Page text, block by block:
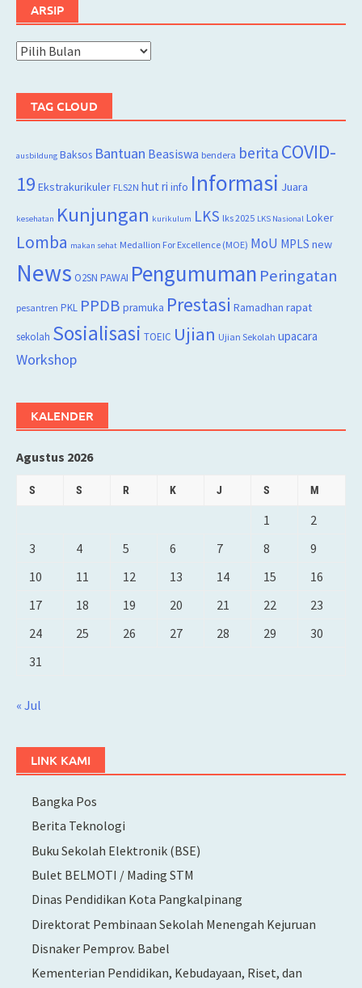
ARSIP
Arsip
TAG CLOUD
ausbildung Baksos Bantuan Beasiswa bendera berita COVID-
19 Ekstrakurikuler FLS2N hut ri info Informasi Juara
kesehatan Kunjungan kurikulum LKS lks 2025 LKS Nasional Loker
Lomba makan sehat Medallion For Excellence (MOE) MoU MPLS new
News O2SN PAWAI Pengumuman Peringatan
pesantren PKL PPDB pramuka Prestasi Ramadhan rapat
sekolah Sosialisasi TOEIC Ujian Ujian Sekolah upacara
Workshop
KALENDER
Agustus 2026
S S R K J S M
1
2
3
4 5 6 7 8
9
10
11 12 13 14 15
16
17
18 19 20 21 22
23
24
25 26 27 28 29
30
31
« Jul
LINK KAMI
Bangka Pos
Berita Teknologi
Buku Sekolah Elektronik (BSE)
Bulet BELMOTI / Mading STM
Dinas Pendidikan Kota Pangkalpinang
Direktorat Pembinaan Sekolah Menengah Kejuruan
Disnaker Pemprov. Babel
Kementerian Pendidikan, Kebudayaan, Riset, dan